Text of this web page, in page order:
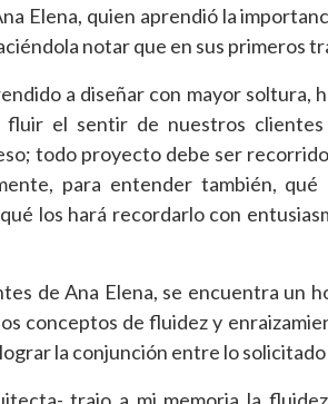
Elena, quien aprendió la
notar que en sus primeros
a diseñar con mayor
el sentir de nuestros
todo proyecto debe ser
para entender también,
los hará recordarlo con
de Ana Elena, se encuentra un
conceptos de fluidez y
la conjunción entre lo